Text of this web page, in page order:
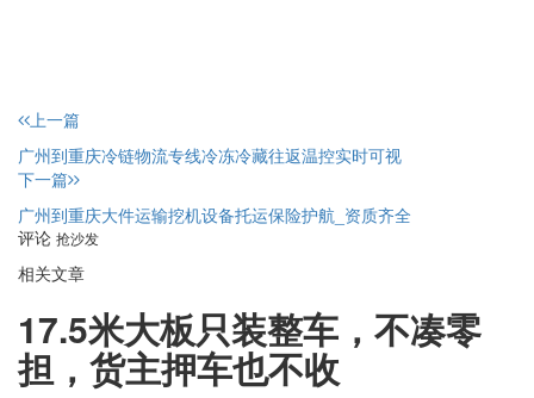
上一篇
广州到重庆冷链物流专线冷冻冷藏往返温控实时可视
下一篇
广州到重庆大件运输挖机设备托运保险护航_资质齐全
评论 抢沙发
相关文章
17.5米大板只装整车，不凑零
担，货主押车也不收